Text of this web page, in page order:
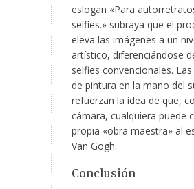
eslogan «Para
selfies.» subraya que el
eleva las imágenes a un
artístico, diferenciándose
selfies convencionales.
de pintura en la mano del
refuerzan la idea de que,
cámara, cualquiera puede
propia «obra maestra» al
Van Gogh.
Conclusión